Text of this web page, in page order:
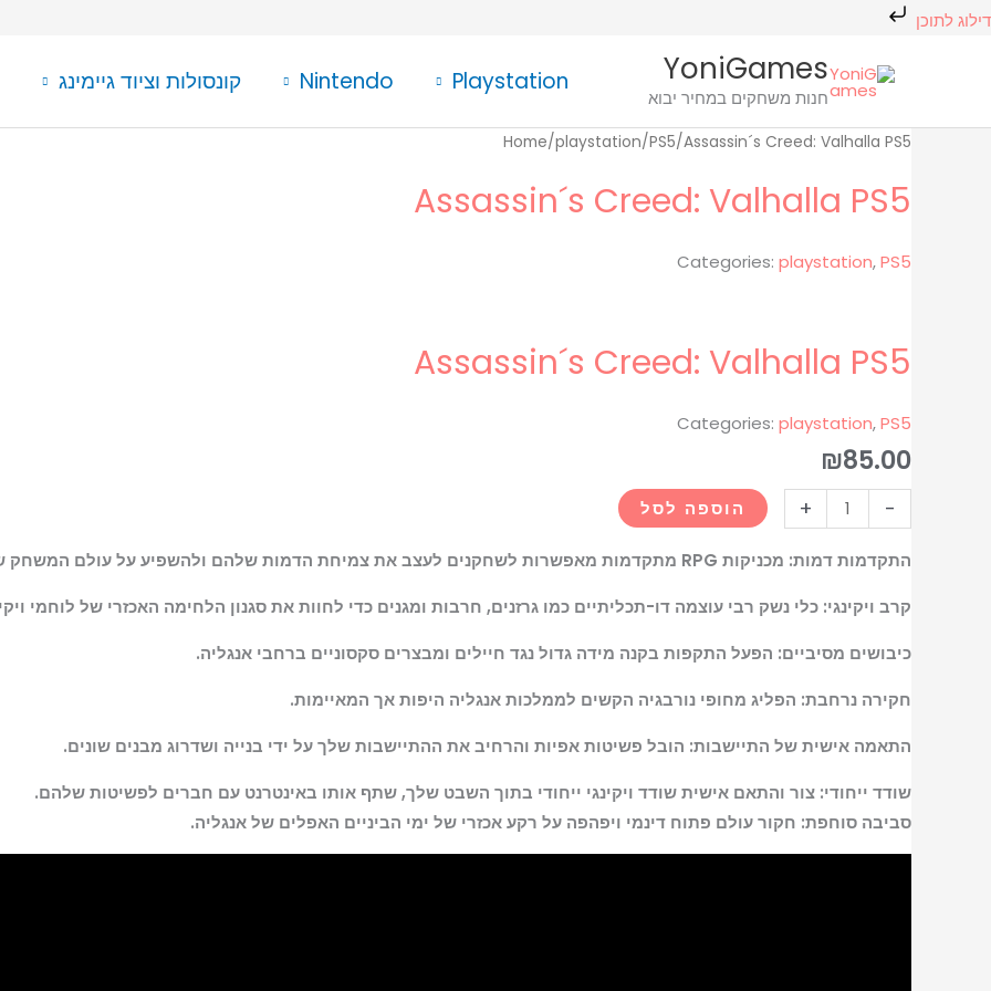
דילוג לתוכן
דילוג
YoniGames
חנות משחקים במחיר יבוא
Playstation
Nintendo קונסולות וציוד גיימינג
Home/playstation/PS5/Assassin´s Creed: Valhalla PS5
Assassin´s Creed: Valhalla PS5
Categories: playstation,PS5
Assassin´s Creed: Valhalla PS5
Categories: playstation,PS5
₪85.00
-
כמות
Assassin
Creed:
+ הוספה לסל
התקדמות דמות: מכניקות RPG מתקדמות מאפשרות לשחקנים לעצב את צמיחת הדמות שלהם ולהשפיע על עולם המשחק שמסביב.
קרב ויקינגי: כלי נשק רבי עוצמה דו-תכליתיים כמו גרזנים, חרבות ומגנים כדי לחוות את סגנון הלחימה האכזרי של לוחמי
כיבושים מסיביים: הפעל התקפות בקנה מידה גדול נגד חיילים ומבצרים סקסוניים ברחבי אנגליה.
חקירה נרחבת: הפליג מחופי נורבגיה הקשים לממלכות אנגליה היפות אך המאיימות.
התאמה אישית של התיישבות: הובל פשיטות אפיות והרחיב את ההתיישבות שלך על ידי בנייה ושדרוג מבנים שונים.
שודד ייחודי: צור והתאם אישית שודד ויקינגי ייחודי בתוך השבט שלך, שתף אותו באינטרנט עם חברים לפשיטות שלהם.
סביבה סוחפת: חקור עולם פתוח דינמי ויפהפה על רקע אכזרי של ימי הביניים האפלים של אנגליה.
כמות
Assassin
Creed:
מוצר